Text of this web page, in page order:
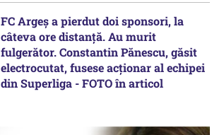
FC Argeș a pierdut doi sponsori, la
câteva ore distanță. Au murit
fulgerător. Constantin Pănescu, găsit
electrocutat, fusese acționar al echipei
din Superliga - FOTO în articol